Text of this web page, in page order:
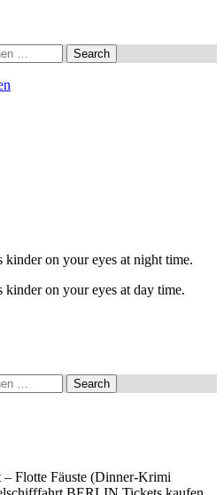
Search
kinder on your eyes at night time.
on your eyes at day time.
Search
– Flotte Fäuste (Dinner-Krimi